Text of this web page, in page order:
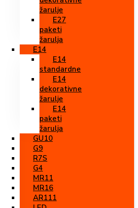
žarulje
E27
paketi
žarulja
E14
E14
standardne
E14
dekorativne
žarulje
E14
paketi
žarulja
GU10
G9
R7S
G4
MR11
MR16
AR111